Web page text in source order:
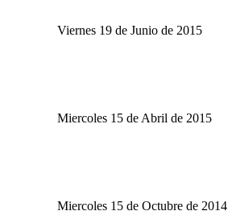
Viernes 19 de Junio de 2015
Miercoles 15 de Abril de 2015
Miercoles 15 de Octubre de 2014